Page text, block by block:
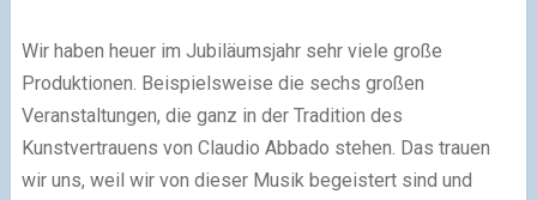
Wir haben heuer im Jubiläumsjahr sehr viele große
Produktionen. Beispielsweise die sechs großen
Veranstaltungen, die ganz in der Tradition des
Kunstvertrauens von Claudio Abbado stehen. Das trauen
wir uns, weil wir von dieser Musik begeistert sind und